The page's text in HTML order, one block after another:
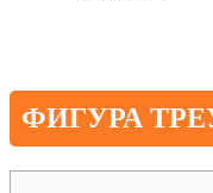
ФИГУРА